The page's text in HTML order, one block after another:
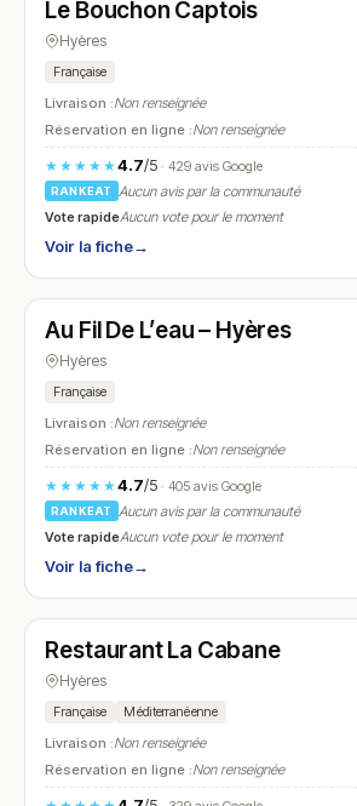
N° 21
Le Bouchon Captois
Hyères
Française
Livraison :Non renseignée
Réservation en ligne :Non renseignée
★★★★★4.7/5· 429 avis Google
RANKEAT
Aucun avis par la communauté
Vote rapideAucun vote pour le moment
Voir la fiche→
N° 22
Au Fil De L’eau – Hyères
Hyères
Française
Livraison :Non renseignée
Réservation en ligne :Non renseignée
★★★★★4.7/5· 405 avis Google
RANKEAT
Aucun avis par la communauté
Vote rapideAucun vote pour le moment
Voir la fiche→
N° 23
Restaurant La Cabane
Hyères
Française Méditerranéenne
Livraison :Non renseignée
Réservation en ligne :Non renseignée